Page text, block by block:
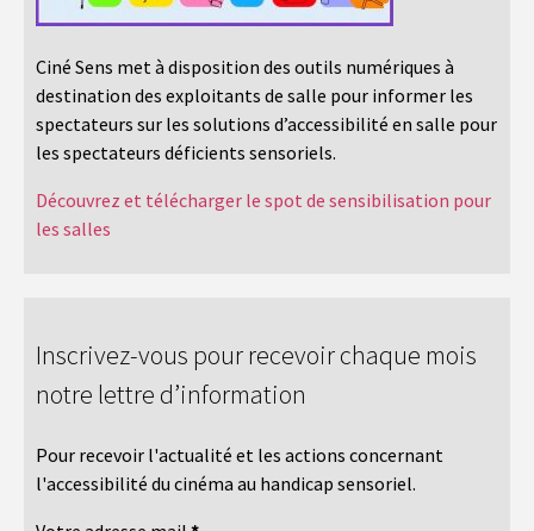
Ciné Sens met à disposition des outils numériques à
destination des exploitants de salle pour informer les
spectateurs sur les solutions d’accessibilité en salle pour
les spectateurs déficients sensoriels.
Découvrez et télécharger le spot de sensibilisation pour
les salles
Inscrivez-vous pour recevoir chaque mois
notre lettre d’information
Pour recevoir l'actualité et les actions concernant
l'accessibilité du cinéma au handicap sensoriel.